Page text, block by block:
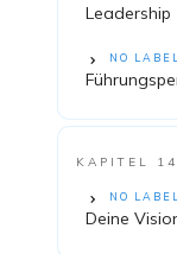
Leadership
NO LABEL
KAPITEL 14
NO LABEL
Deine